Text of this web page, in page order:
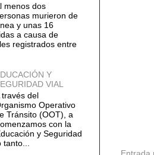
menos dos
murieron de
y unas 16
a causa de
registrados entre
Y
VIAL
través del
Operativo
Tránsito (OOT), a
con la
y Seguridad